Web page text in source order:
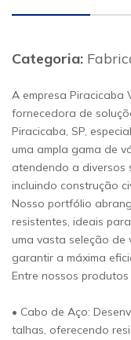
Categoria:
A empresa Piracicaba
fornecedora de
Piracicaba, SP,
uma ampla gama de
atendendo a diversos
incluindo construção
Nosso portfólio
resistentes, ideais
uma vasta seleção de
garantir a máxima
Entre nossos
• Cabo de Aço:
talhas, oferecendo